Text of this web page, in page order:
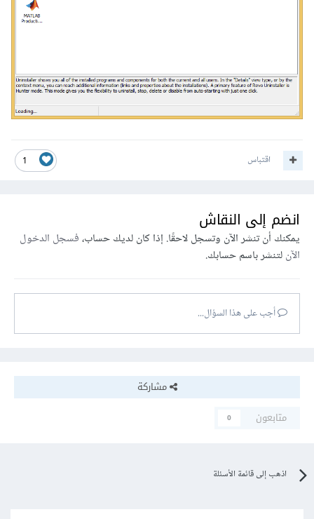
1 اقتباس
انضم إلى النقاش
يمكنك أن تنشر الآن وتسجل لاحقًا. إذا كان لديك حساب،فسجل الدخول
الآنلتنشر باسم حسابك.
أجب على هذا السؤال...
مشاركة
متابعون
0
اذهب إلى قائمة الأسئلة